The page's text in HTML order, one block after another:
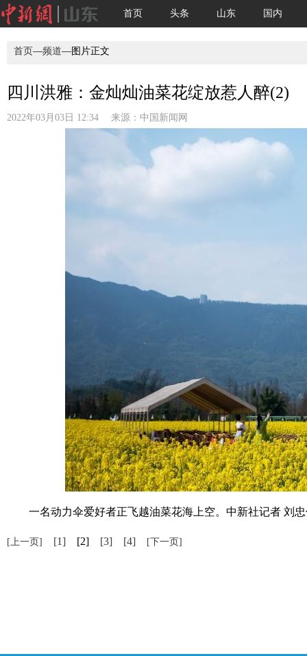
首页 头条 山东 国内
首页—频道—图片正文
四川洪雅：金灿灿油菜花绽放惹人醉(2)
2022年03月03日 12:34 来源： 中国新闻网
一名动力伞爱好者正飞越油菜花海上空。中新社记者 刘忠
[上一页] [1] [2] [3] [4] [下一页]